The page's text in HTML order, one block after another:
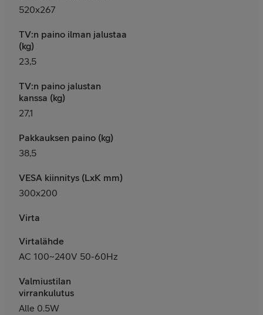
520x267
TV:n paino ilman jalustaa
(kg)
23,5
TV:n paino jalustan
kanssa (kg)
27,1
Pakkauksen paino (kg)
38,5
VESA kiinnitys (LxK mm)
300x200
Virta
Virtalähde
AC 100~240V 50-60Hz
Valmiustilan
virrankulutus
Alle 0.5W